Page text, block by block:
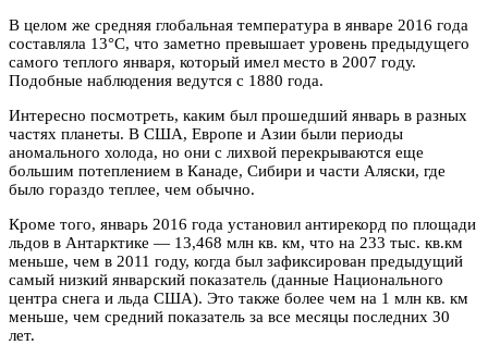
В целом же средняя глобальная температура в январе 2016 года
составляла 13°C, что заметно превышает уровень предыдущего
самого теплого января, который имел место в 2007 году.
Подобные наблюдения ведутся с 1880 года.
Интересно посмотреть, каким был прошедший январь в разных
частях планеты. В США, Европе и Азии были периоды
аномального холода, но они с лихвой перекрываются еще
большим потеплением в Канаде, Сибири и части Аляски, где
было гораздо теплее, чем обычно.
Кроме того, январь 2016 года установил антирекорд по площади
льдов в Антарктике — 13,468 млн кв. км, что на 233 тыс. кв.км
меньше, чем в 2011 году, когда был зафиксирован предыдущий
самый низкий январский показатель (данные Национального
центра снега и льда США). Это также более чем на 1 млн кв. км
меньше, чем средний показатель за все месяцы последних 30
лет.